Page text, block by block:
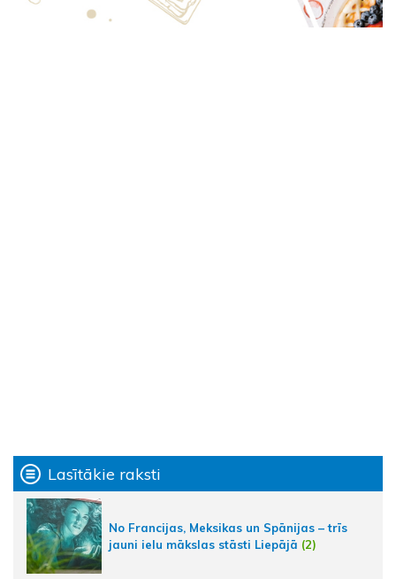
Lasītākie raksti
No Francijas, Meksikas un Spānijas – trīs
jauni ielu mākslas stāsti Liepājā (2)